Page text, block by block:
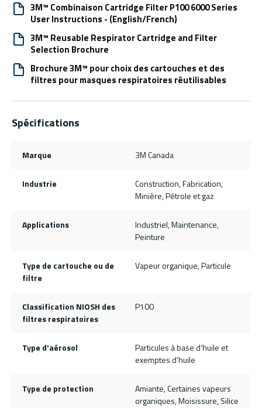
3M™ Combinaison Cartridge Filter P100 6000 Series
User Instructions - (English/French)
3M™ Reusable Respirator Cartridge and Filter
Selection Brochure
Brochure 3M™ pour choix des cartouches et des
filtres pour masques respiratoires réutilisables
Spécifications
Marque 3M Canada
Industrie
Construction, Fabrication,
Minière, Pétrole et gaz
Applications
Industriel, Maintenance,
Peinture
Type de cartouche ou de
filtre
Vapeur organique, Particule
Classification NIOSH des
filtres respiratoires
P100
Type d'aérosol
Particules à base d’huile et
exemptes d’huile
Type de protection
Amiante, Certaines vapeurs
organiques, Moisissure, Silice